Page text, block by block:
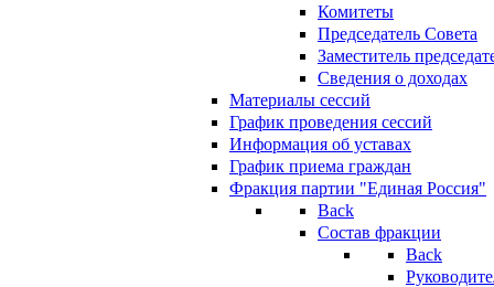
Комитеты
Председатель Совета
Заместитель
Сведения о доходах
Материалы сессий
График проведения сессий
Информация об уставах
График приема граждан
Фракция партии "Единая Россия"
Back
Состав фракции
Back